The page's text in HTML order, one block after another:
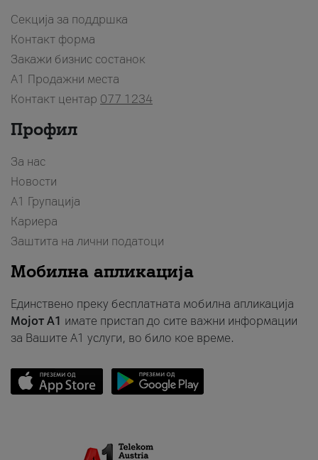
Секција за поддршка
Контакт форма
Закажи бизнис состанок
A1 Продажни места
Контакт центар 077 1234
Профил
За нас
Новости
А1 Групација
Кариера
Заштита на лични податоци
Мобилна апликација
Единствено преку бесплатната мобилна апликација
Мојот A1 имате пристап до сите важни информации
за Вашите A1 услуги, во било кое време.